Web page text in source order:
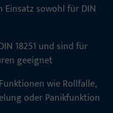
sowohl für DIN
18251 und sind für
geeignet
wie Rollfalle,
oder Panikfunktion